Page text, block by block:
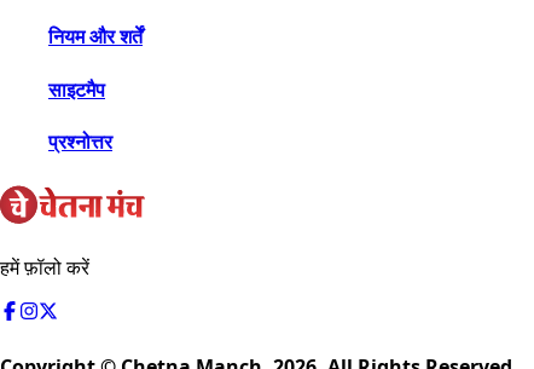
नियम और शर्तें
साइटमैप
प्रश्नोत्तर
हमें फ़ॉलो करें